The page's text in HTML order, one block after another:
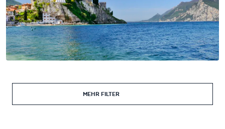
MEHR FILTER